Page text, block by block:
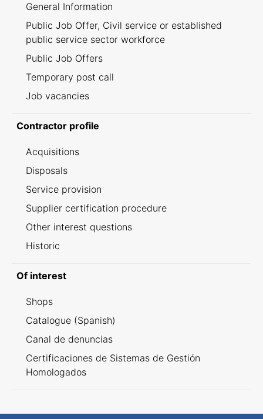
General Information
Public Job Offer, Civil service or established
public service sector workforce
Public Job Offers
Temporary post call
Job vacancies
Contractor profile
Acquisitions
Disposals
Service provision
Supplier certification procedure
Other interest questions
Historic
Of interest
Shops
Catalogue (Spanish)
Canal de denuncias
Certificaciones de Sistemas de Gestión
Homologados